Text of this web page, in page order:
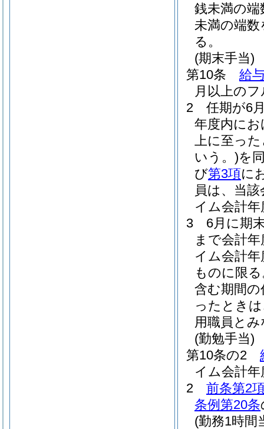
銭未満の
未満の端
る。
(期末手当)
第10条
給
月以上の
2
任期が6
年度内に
上に至っ
いう。)を
び第3項に
員は、当
イム会計
3
6月に期
まで会計
イム会計
ものに限
含む期間
ったとき
用職員と
(勤勉手当)
第10条の2
イム会計
2
前条第2
条例第20条
(勤務1時間